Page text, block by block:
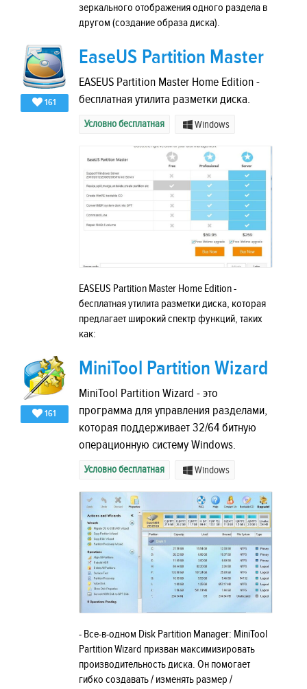
зеркального отображения одного раздела в
другом (создание образа диска).
161
EaseUS Partition Master
EASEUS Partition Master Home Edition -
бесплатная утилита разметки диска.
Условно бесплатная Windows
EASEUS Partition Master Home Edition -
бесплатная утилита разметки диска, которая
предлагает широкий спектр функций, таких
как:
161
MiniTool Partition Wizard
MiniTool Partition Wizard - это
программа для управления разделами,
которая поддерживает 32/64 битную
операционную систему Windows.
Условно бесплатная Windows
- Все-в-одном Disk Partition Manager: MiniTool
Partition Wizard призван максимизировать
производительность диска. Он помогает
гибко создавать / изменять размер /